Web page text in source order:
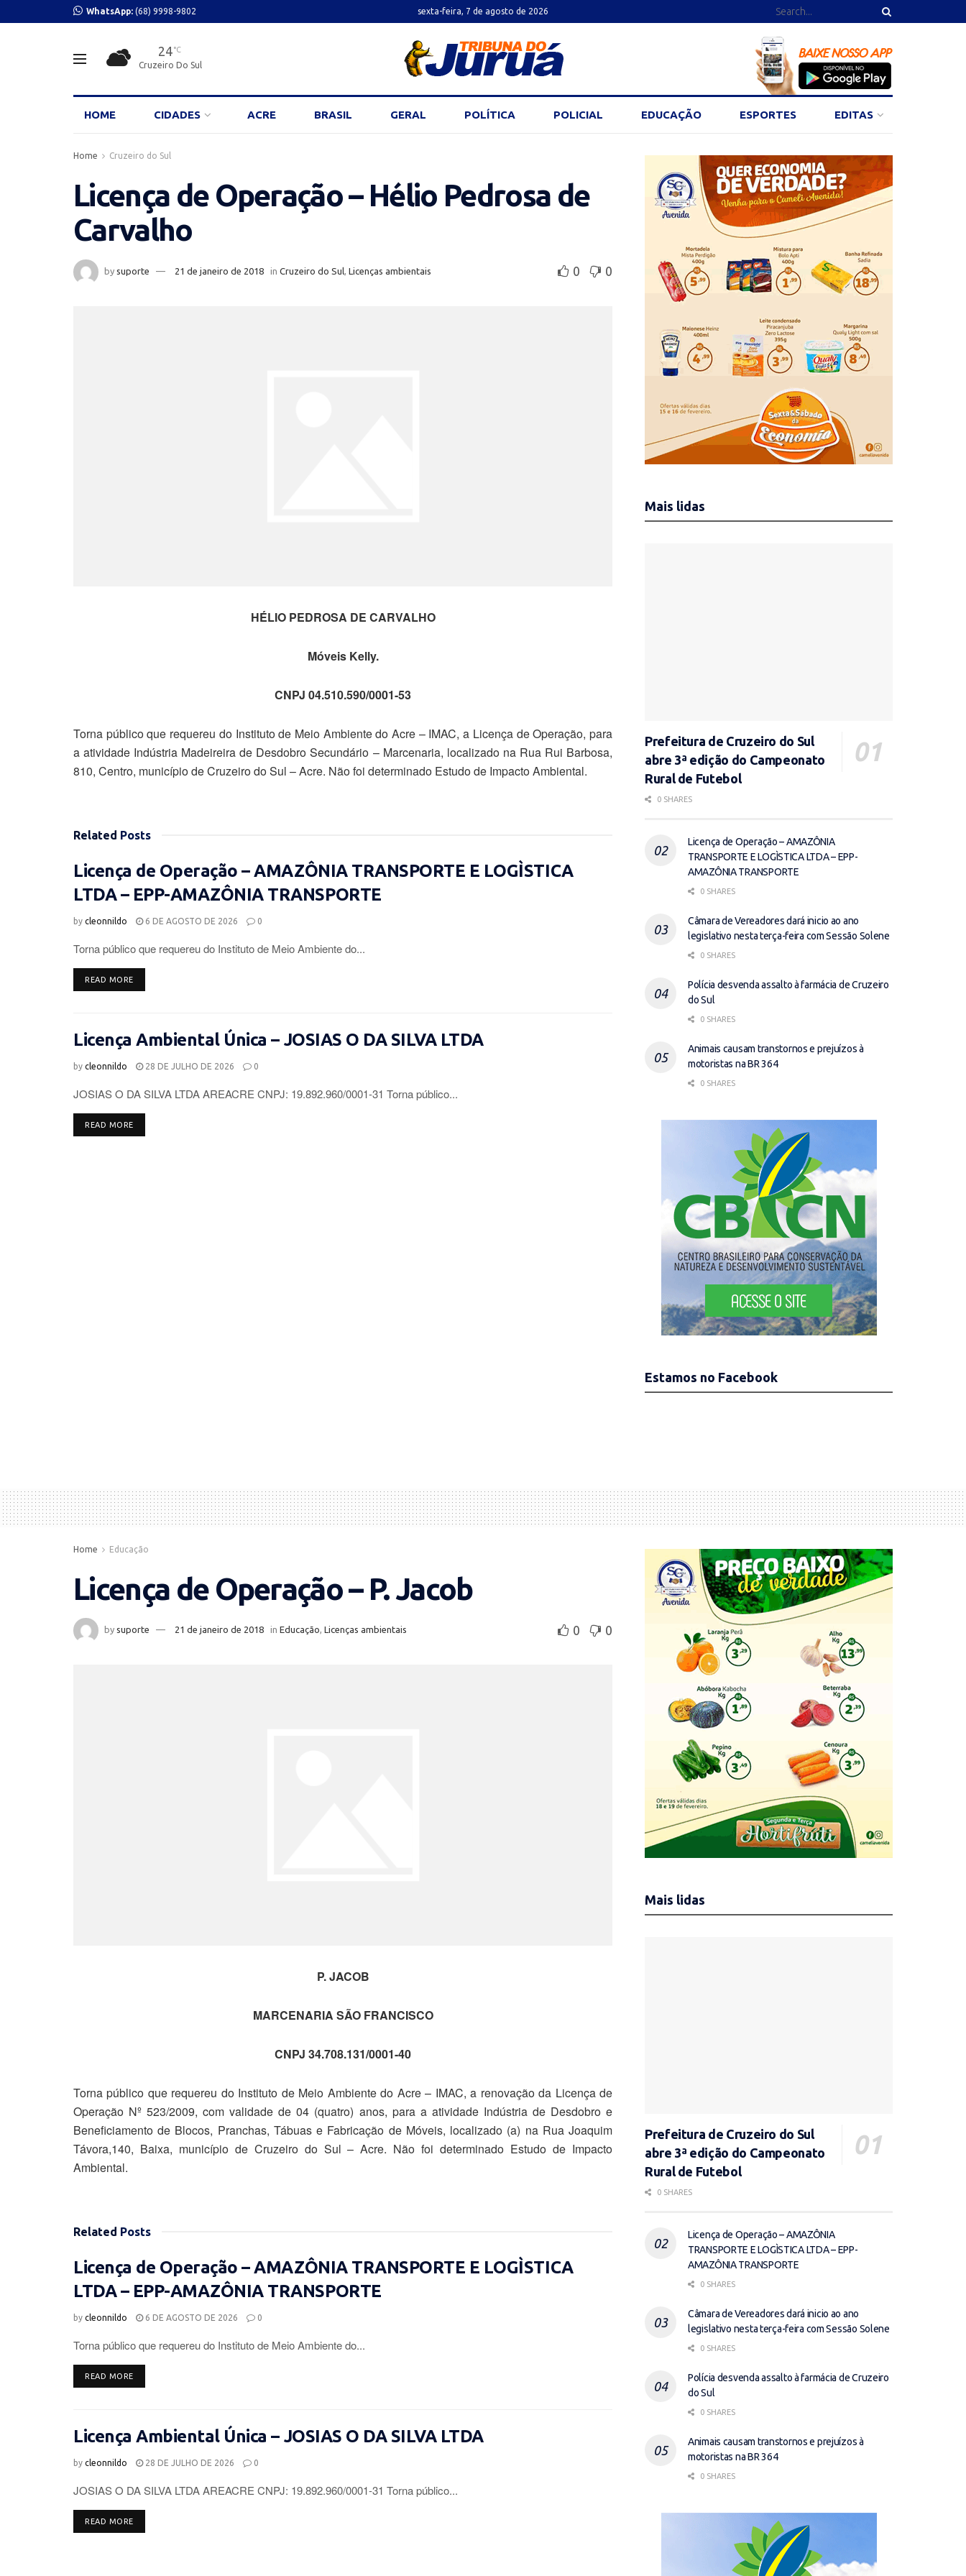
WhatsApp: (68) 9998-9802 sexta-feira, 7 de agosto de 2026
24 °C
Cruzeiro Do Sul
HOME CIDADES ACRE BRASIL GERAL POLÍTICA POLICIAL EDUCAÇÃO ESPORTES EDITAS
Home Cruzeiro do Sul
Licença de Operação – Hélio Pedrosa de
Carvalho
by suporte 21 de janeiro de 2018 in Cruzeiro do Sul Licenças ambientais 0 0
HÉLIO PEDROSA DE CARVALHO
Móveis Kelly.
CNPJ 04.510.590/0001-53
Torna público que requereu do Instituto de Meio Ambiente do Acre – IMAC, a Licença de Operação, para
a atividade Indústria Madeireira de Desdobro Secundário – Marcenaria, localizado na Rua Rui Barbosa,
810, Centro, município de Cruzeiro do Sul – Acre. Não foi determinado Estudo de Impacto Ambiental.
Related Posts
Licença de Operação – AMAZÔNIA TRANSPORTE E LOGÌSTICA
LTDA – EPP-AMAZÔNIA TRANSPORTE
by cleonnildo 6 DE AGOSTO DE 2026 0
Torna público que requereu do Instituto de Meio Ambiente do...
READ MOREDETAILS
Licença Ambiental Única – JOSIAS O DA SILVA LTDA
by cleonnildo 28 DE JULHO DE 2026 0
JOSIAS O DA SILVA LTDA AREACRE CNPJ: 19.892.960/0001-31 Torna público...
READ MOREDETAILS
Mais lidas
Prefeitura de Cruzeiro do Sul
abre 3ª edição do Campeonato
Rural de Futebol
0 SHARES
Licença de Operação – AMAZÔNIA
TRANSPORTE E LOGÌSTICA LTDA – EPP-
AMAZÔNIA TRANSPORTE
0 SHARES
Câmara de Vereadores dará inicio ao ano
legislativo nesta terça-feira com Sessão Solene
0 SHARES
Polícia desvenda assalto à farmácia de Cruzeiro
do Sul
0 SHARES
Animais causam transtornos e prejuízos à
motoristas na BR 364
0 SHARES
Estamos no Facebook
Home Educação
Licença de Operação – P. Jacob
by suporte 21 de janeiro de 2018 in Educação, Licenças ambientais 0 0
P. JACOB
MARCENARIA SÃO FRANCISCO
CNPJ 34.708.131/0001-40
Torna público que requereu do Instituto de Meio Ambiente do Acre – IMAC, a renovação da Licença de
Operação Nº 523/2009, com validade de 04 (quatro) anos, para a atividade Indústria de Desdobro e
Beneficiamento de Blocos, Pranchas, Tábuas e Fabricação de Móveis, localizado (a) na Rua Joaquim
Távora,140, Baixa, município de Cruzeiro do Sul – Acre. Não foi determinado Estudo de Impacto
Ambiental.
Related Posts
Licença de Operação – AMAZÔNIA TRANSPORTE E LOGÌSTICA
LTDA – EPP-AMAZÔNIA TRANSPORTE
by cleonnildo 6 DE AGOSTO DE 2026 0
Torna público que requereu do Instituto de Meio Ambiente do...
READ MOREDETAILS
Licença Ambiental Única – JOSIAS O DA SILVA LTDA
by cleonnildo 28 DE JULHO DE 2026 0
JOSIAS O DA SILVA LTDA AREACRE CNPJ: 19.892.960/0001-31 Torna público...
READ MOREDETAILS
Mais lidas
Prefeitura de Cruzeiro do Sul
abre 3ª edição do Campeonato
Rural de Futebol
0 SHARES
Licença de Operação – AMAZÔNIA
TRANSPORTE E LOGÌSTICA LTDA – EPP-
AMAZÔNIA TRANSPORTE
0 SHARES
Câmara de Vereadores dará inicio ao ano
legislativo nesta terça-feira com Sessão Solene
0 SHARES
Polícia desvenda assalto à farmácia de Cruzeiro
do Sul
0 SHARES
Animais causam transtornos e prejuízos à
motoristas na BR 364
0 SHARES